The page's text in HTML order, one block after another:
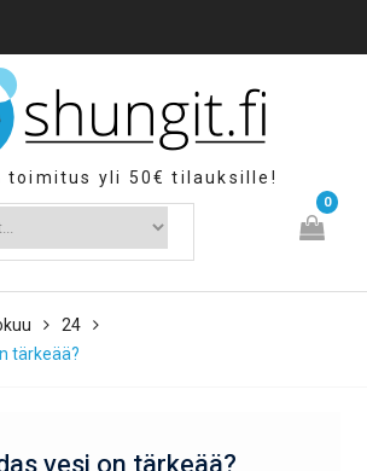
toimitus yli 50€ tilauksille!
0
24
tärkeää?